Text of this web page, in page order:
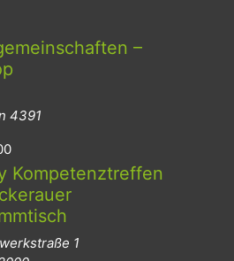
–
4391
Kompetenztreffen
1